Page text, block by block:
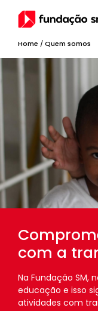
Home /Quem somos
com a
Na Fundação SM,
educação e isso
atividades com